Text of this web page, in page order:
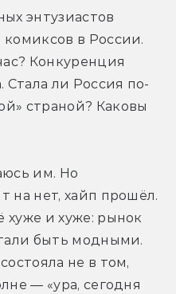
энтузиастов
в России.
Конкуренция
Стала ли Россия по-
страной? Каковы
им. Но
на нет, хайп прошёл.
хуже и хуже: рынок
быть модными.
не в том,
— «ура, сегодня